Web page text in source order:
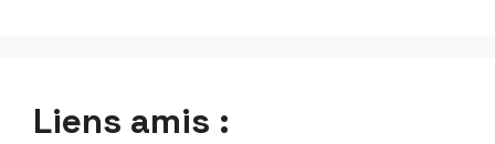
Liens amis :